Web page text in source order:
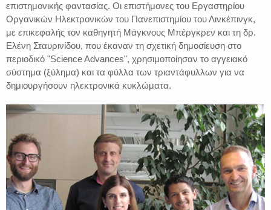
επιστημονικής φαντασίας. Οι επιστήμονες του Εργαστηρίου
Οργανικών Ηλεκτρονικών του Πανεπιστημίου του Λινκέπινγκ,
με επικεφαλής τον καθηγητή Μάγκνους Μπέργκρεν και τη δρ.
Ελένη Σταυρινίδου, που έκαναν τη σχετική δημοσίευση στο
περιοδικό "Science Advances", χρησιμοποίησαν το αγγειακό
σύστημα (ξύλημα) και τα φύλλα των τριαντάφυλλων για να
δημιουργήσουν ηλεκτρονικά κυκλώματα.